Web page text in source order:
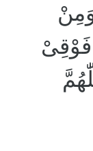
فَوْقِىْ